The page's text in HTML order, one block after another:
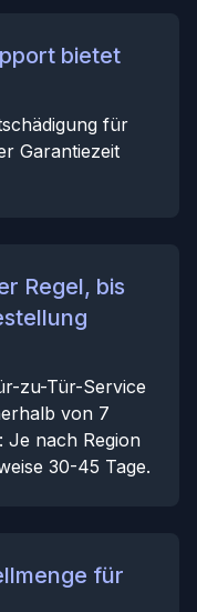
bietet
für
Garantiezeit
Regel, bis
zu-Tür-Service
von 7
Je nach Region
30-45 Tage.
für